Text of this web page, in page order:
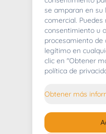
Whoops! Lo
se amparan en su
comercial. Puedes
consentimiento u
procesamiento de
legítimo en
clic en "Obtener
política de
Obtener más